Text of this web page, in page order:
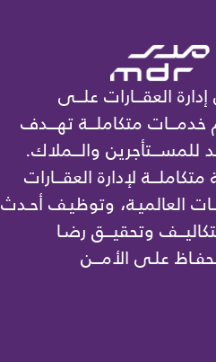
العقـــارات علـــى
متكاملـــة تهـــدف
للمســـتأجرين والـــملاك.
لإدارة العقـــارات
العالميـة، وتوظيـف أحـدث
وتحقيـــق رضـا
علـى الأمـــن